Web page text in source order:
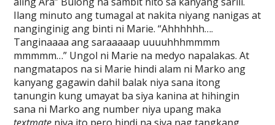
Ilang minuto ang tumagal at nakita niyang nanigas at
nanginginig ang binti ni Marie. “Ahhhhhh….
Tanginaaaa ang saraaaaap uuuuhhhmmmm
mmmmm…” Ungol ni Marie na medyo napalakas. At
nangmatapos na si Marie hindi alam ni Marko ang
kanyang gagawin dahil balak niya sana itong
tanungin kung umayat ba siya kanina at hihingin
sana ni Marko ang number niya upang maka